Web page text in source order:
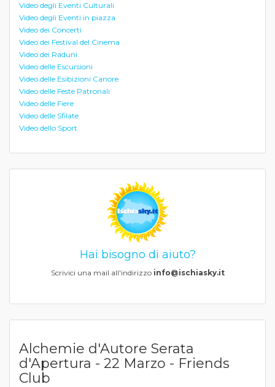
Video degli Eventi Culturali
Video degli Eventi in piazza
Video dei Concerti
Video dei Festival del Cinema
Video dei Raduni
Video delle Escursioni
Video delle Esibizioni Canore
Video delle Feste Patronali
Video delle Fiere
Video delle Sfilate
Video dello Sport
Hai bisogno di aiuto?
Scrivici una mail all'indirizzo info@ischiasky.it
Alchemie d'Autore Serata
d'Apertura - 22 Marzo - Friends
Club